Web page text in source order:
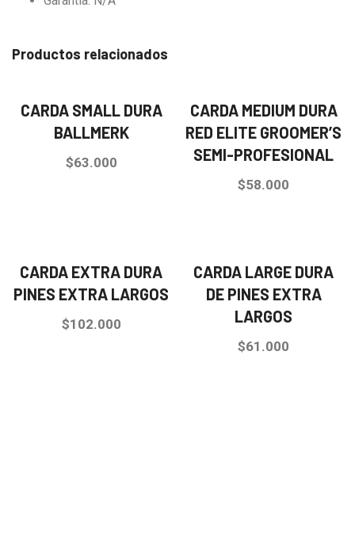
Productos relacionados
CARDA SMALL DURA
BALLMERK
$63.000
CARDA MEDIUM DURA
RED ELITE GROOMER’S
SEMI-PROFESIONAL
$58.000
CARDA EXTRA DURA
PINES EXTRA LARGOS
$102.000
CARDA LARGE DURA
DE PINES EXTRA
LARGOS
$61.000